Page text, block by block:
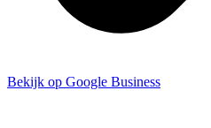
Bekijk op Google Business